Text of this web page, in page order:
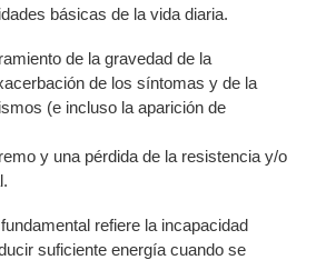
básicas de la vida diaria.
de la gravedad de la
de los síntomas y de la
(e incluso la aparición de
y una pérdida de la resistencia y/o
refiere la incapacidad
suficiente energía cuando se